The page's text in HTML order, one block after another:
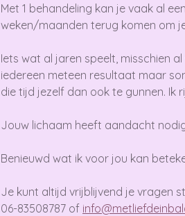
Met 1 behandeling kan je vaak al
weken/maanden terug komen om
Iets wat al jaren speelt, misschien
iedereen meteen resultaat maar
die tijd jezelf dan ook te gunnen. Ik
Jouw lichaam heeft aandacht
Benieuwd wat ik voor jou kan
Je kunt altijd vrijblijvend je vragen
06-83508787 of